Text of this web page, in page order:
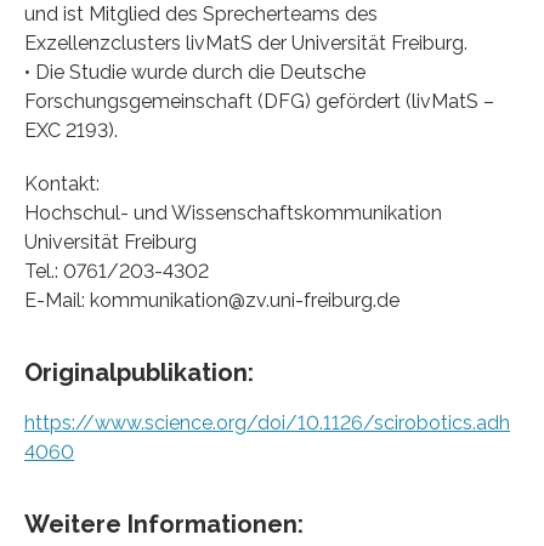
und ist Mitglied des Sprecherteams des
Exzellenzclusters livMatS der Universität Freiburg.
• Die Studie wurde durch die Deutsche
Forschungsgemeinschaft (DFG) gefördert (livMatS –
EXC 2193).
Kontakt:
Hochschul- und Wissenschaftskommunikation
Universität Freiburg
Tel.: 0761/203-4302
E-Mail: kommunikation@zv.uni-freiburg.de
Originalpublikation:
https://www.science.org/doi/10.1126/scirobotics.adh
4060
Weitere Informationen: